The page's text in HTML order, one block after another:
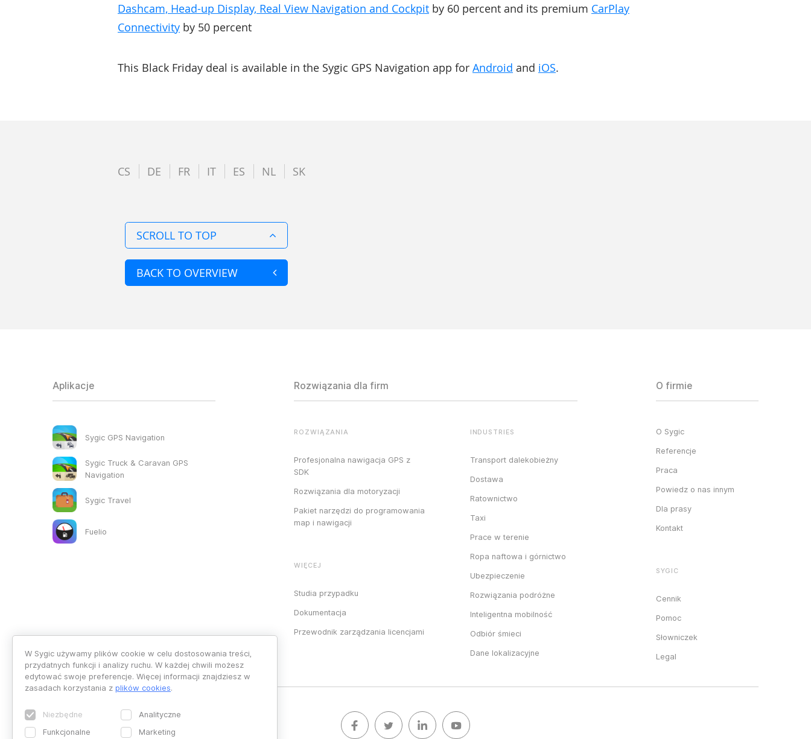
Dashcam, Head-up Display, Real View Navigation and Cockpit by 60 percent and its premium CarPlay
Connectivity by 50 percent
This Black Friday deal is available in the Sygic GPS Navigation app for Android and iOS.
CS DE FR IT ES NL SK
SCROLL TO TOP
BACK TO OVERVIEW
Aplikacje
Sygic GPS Navigation
Sygic Truck & Caravan GPS
Navigation
Sygic Travel
Fuelio
Rozwiązania dla firm
ROZWIĄZANIA
Profesjonalna nawigacja GPS z
SDK
Rozwiązania dla motoryzacji
Pakiet narzędzi do programowania
map i nawigacji
WIĘCEJ
Studia przypadku
Dokumentacja
Przewodnik zarządzania licencjami
INDUSTRIES
Transport dalekobieżny
Dostawa
Ratownictwo
Taxi
Prace w terenie
Ropa naftowa i górnictwo
Ubezpieczenie
Rozwiązania podróżne
Inteligentna mobilność
Odbiór śmieci
Dane lokalizacyjne
O firmie
O Sygic
Referencje
Praca
Powiedz o nas innym
Dla prasy
Kontakt
SYGIC
Cennik
Pomoc
Słowniczek
Legal
W Sygic używamy plików cookie w celu dostosowania treści,
przydatnych funkcji i analizy ruchu. W każdej chwili możesz
edytować swoje preferencje. Więcej informacji znajdziesz w
zasadach korzystania z plików cookies.
Niezbędne
Analityczne
Funkcjonalne
Marketing